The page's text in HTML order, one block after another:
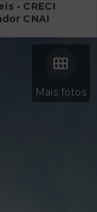
- CRECI
CNAI
Mais fotos